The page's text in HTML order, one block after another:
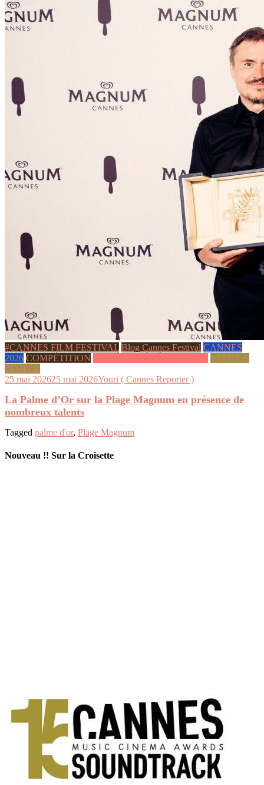
#CANNES FILM FESTIVAL Blog Cannes Festival CANNES
2026 COMPÉTITION SOIRÉES & ÉVÉNEMENTS STARS &
PEOPLE
25 mai 202625 mai 2026Youri ( Cannes Reporter )
La Palme d’Or sur la Plage Magnum en présence de
nombreux talents
Tagged palme d'or, Plage Magnum
Nouveau !! Sur la Croisette